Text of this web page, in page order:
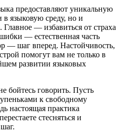
предоставляют уникальную
в языковую среду, но и
— избавиться от страха
— естественная часть
— шаг вперед. Настойчивость,
помогут вам не только в
развитии языковых
бойтесь говорить. Пусть
к свободному
настоящая практика
стесняться и